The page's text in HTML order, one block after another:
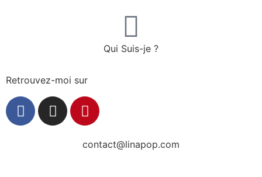
Qui Suis-je ?
Retrouvez-moi sur
contact@linapop.com